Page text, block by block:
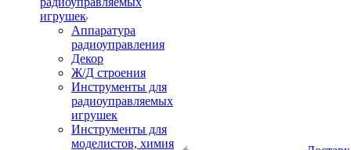
игрушек
Аппаратура
радиоуправления
Декор
Ж/Д строения
Инструменты для
радиоуправляемых
игрушек
Инструменты для
моделистов, химия